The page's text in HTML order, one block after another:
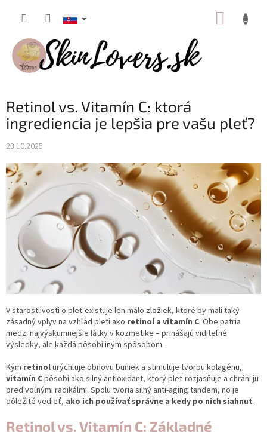
Retinol vs. Vitamín C: ktorá
ingrediencia je lepšia pre vašu pleť?
23.10.2025
V starostlivosti o pleť existuje len málo zložiek, ktoré by mali taký
zásadný vplyv na vzhľad pleti ako retinol a vitamín C. Obe patria
medzi najvýskumnejšie látky v kozmetike – prinášajú viditeľné
výsledky, ale každá pôsobí iným spôsobom.
Kým retinolurýchľuje obnovu buniek a stimuluje tvorbu kolagénu,
vitamín Cpôsobí ako silný antioxidant, ktorý pleť rozjasňuje a chráni ju
pred voľnými radikálmi. Spolu tvoria silný anti-aging tandem, no je
dôležité vedieť, ako ich používať správne a kedy po nich siahnuť.
Retinol vs. Vitamín C: Základné